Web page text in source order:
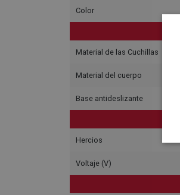
Color
Material de las Cuchillas
Material del cuerpo
Base antideslizante
Hercios
Voltaje (V)